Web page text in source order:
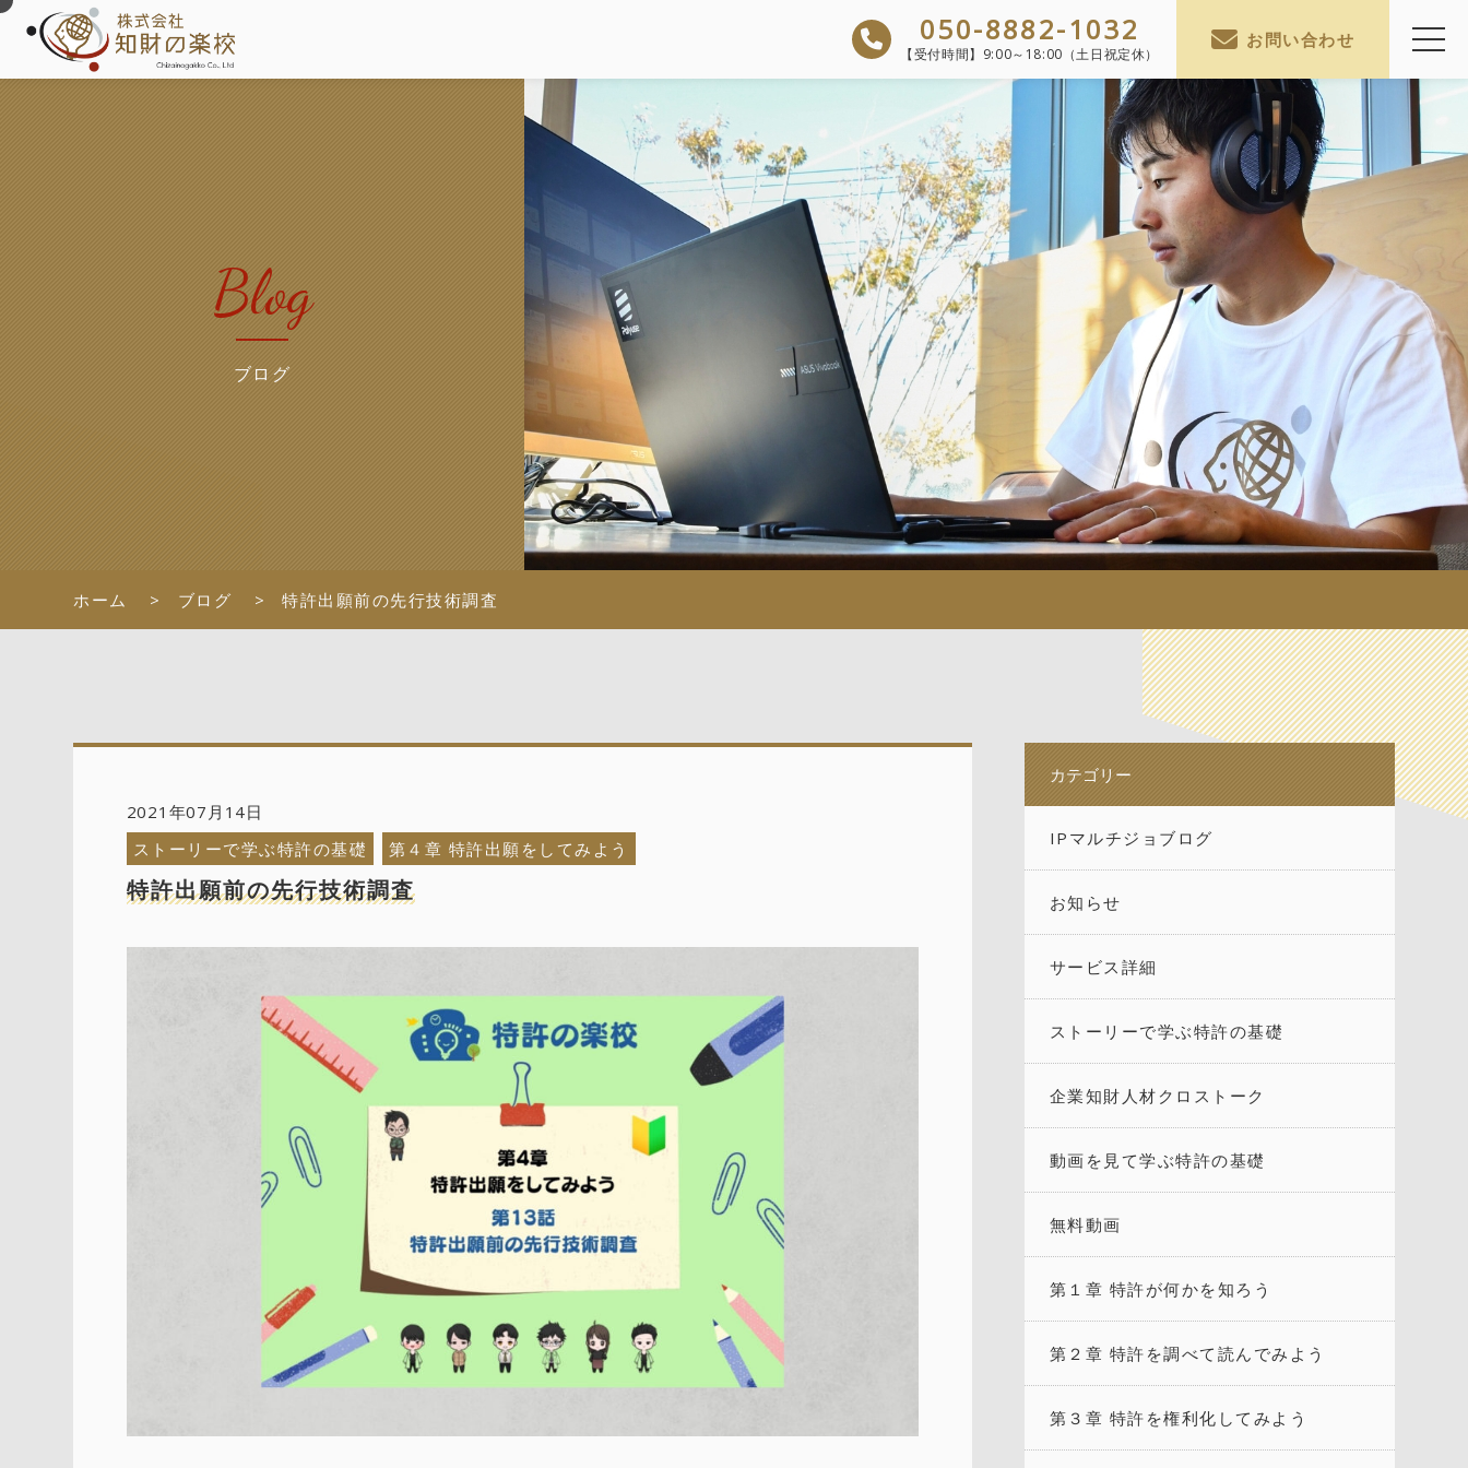
050-8882-1032
【受付時間】 9:00～18:00（土日祝定休）
お問い合わせ
Blog
ブログ
ホーム ブログ 特許出願前の先行技術調査
2021年07月14日
ストーリーで学ぶ特許の基礎
第４章 特許出願をしてみよう
特許出願前の先行技術調査
カテゴリー
IPマルチジョブログ
お知らせ
サービス詳細
ストーリーで学ぶ特許の基礎
企業知財人材クロストーク
動画を見て学ぶ特許の基礎
無料動画
第１章 特許が何かを知ろう
第２章 特許を調べて読んでみよう
第３章 特許を権利化してみよう